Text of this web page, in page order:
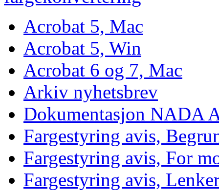
Acrobat 5, Mac
Acrobat 5, Win
Acrobat 6 og 7, Mac
Arkiv nyhetsbrev
Dokumentasjon NADA
Fargestyring avis,
Fargestyring avis, For
Fargestyring avis,